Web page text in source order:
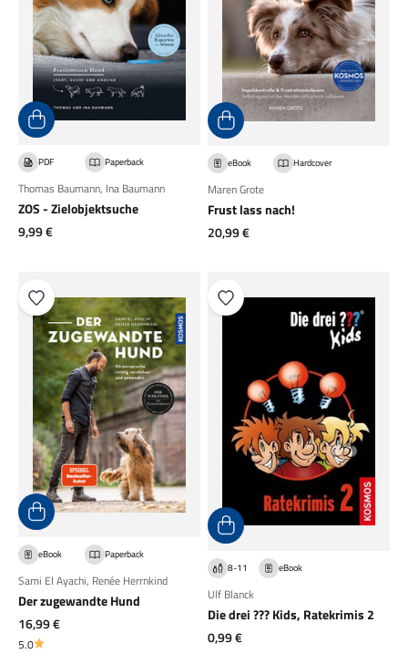
PDF Paperback
Thomas Baumann, Ina Baumann
ZOS - Zielobjektsuche
Angebot
9,99 €
eBook Hardcover
Maren Grote
Frust lass nach!
Angebot
20,99 €
eBook Paperback
Sami El Ayachi, Renée Herrnkind
Der zugewandte Hund
Angebot
16,99 €
5.0
8-11 eBook
Ulf Blanck
Die drei ??? Kids, Ratekrimis 2
Angebot
0,99 €